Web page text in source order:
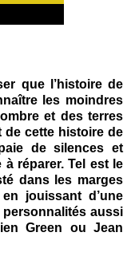
que l’histoire de
les moindres
et des terres
de cette histoire de
de silences et
réparer. Tel est le
dans les marges
jouissant d’une
aussi
Green ou Jean